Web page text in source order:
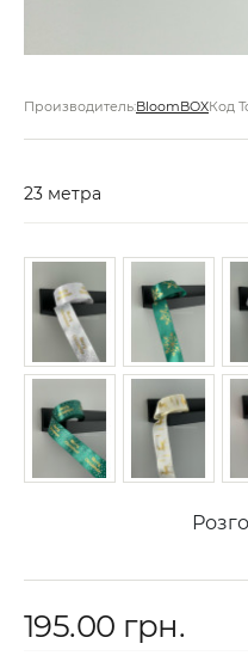
Производитель:BloomBOXКод
23 метра
195.00 грн.